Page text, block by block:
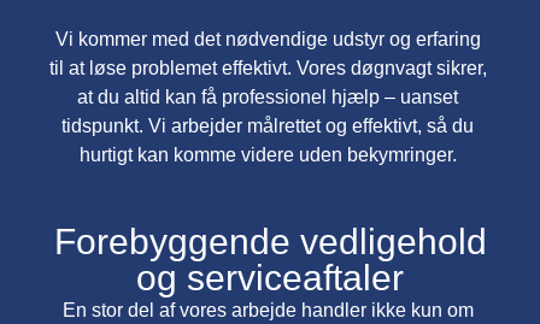
Vi kommer med det nødvendige udstyr og erfaring
til at løse problemet effektivt. Vores døgnvagt sikrer,
at du altid kan få professionel hjælp – uanset
tidspunkt. Vi arbejder målrettet og effektivt, så du
hurtigt kan komme videre uden bekymringer.
Forebyggende vedligehold
og serviceaftaler
En stor del af vores arbejde handler ikke kun om